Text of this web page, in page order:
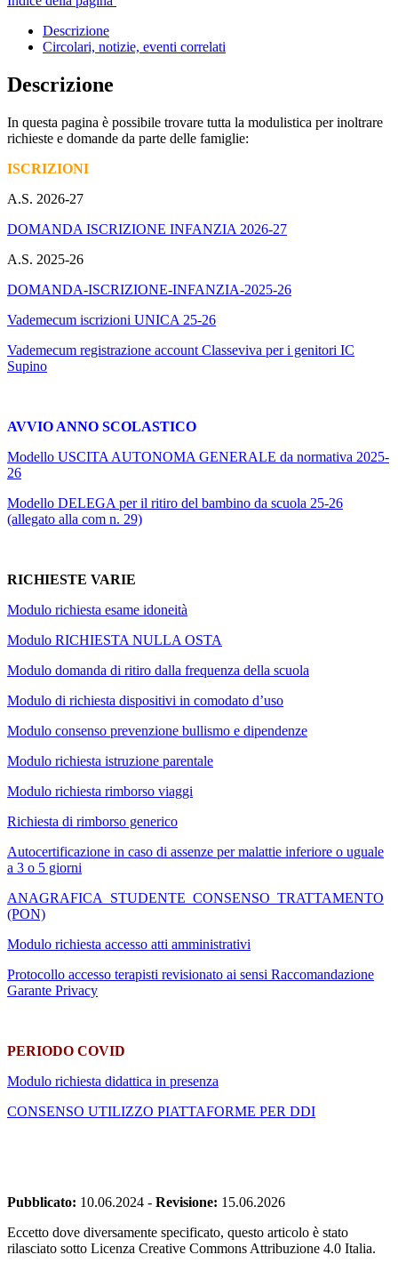
Descrizione
Circolari, notizie, eventi correlati
Descrizione
In questa pagina è possibile trovare tutta la modulistica per inoltrare
richieste e domande da parte delle famiglie:
ISCRIZIONI
A.S. 2026-27
DOMANDA ISCRIZIONE INFANZIA 2026-27
A.S. 2025-26
DOMANDA-ISCRIZIONE-INFANZIA-2025-26
Vademecum iscrizioni UNICA 25-26
Vademecum registrazione account Classeviva per i genitori IC
Supino
AVVIO ANNO SCOLASTICO
Modello USCITA AUTONOMA GENERALE da normativa 2025-
26
Modello DELEGA per il ritiro del bambino da scuola 25-26
(allegato alla com n. 29)
RICHIESTE VARIE
Modulo richiesta esame idoneità
Modulo RICHIESTA NULLA OSTA
Modulo domanda di ritiro dalla frequenza della scuola
Modulo di richiesta dispositivi in comodato d’uso
Modulo consenso prevenzione bullismo e dipendenze
Modulo richiesta istruzione parentale
Modulo richiesta rimborso viaggi
Richiesta di rimborso generico
Autocertificazione in caso di assenze per malattie inferiore o uguale
a 3 o 5 giorni
ANAGRAFICA_STUDENTE_CONSENSO_TRATTAMENTO
(PON)
Modulo richiesta accesso atti amministrativi
Protocollo accesso terapisti revisionato ai sensi Raccomandazione
Garante Privacy
PERIODO COVID
Modulo richiesta didattica in presenza
CONSENSO UTILIZZO PIATTAFORME PER DDI
Pubblicato: 10.06.2024 - Revisione: 15.06.2026
Eccetto dove diversamente specificato, questo articolo è stato
rilasciato sotto Licenza Creative Commons Attribuzione 4.0 Italia.